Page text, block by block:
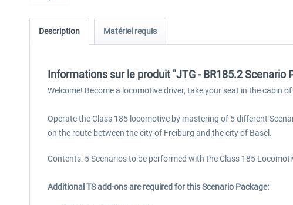
Description Matériel requis
Informations sur le produit "JTG - BR185.2 Scenario
Welcome! Become a locomotive driver, take your seat in the cabin
Operate the Class 185 locomotive by mastering of 5 different
on the route between the city of Freiburg and the city of Basel.
Contents: 5 Scenarios to be performed with the Class 185
Additional TS add-ons are required for this Scenario Package: